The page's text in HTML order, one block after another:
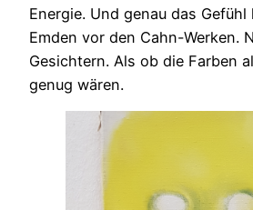
Energie. Und genau das
Emden vor den Cahn-Werken.
Gesichtern. Als ob die Farben
genug wären.